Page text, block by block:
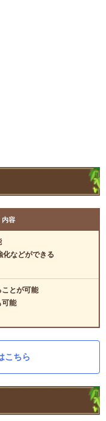
内容
化などができる
ことが可能
可能
こちら